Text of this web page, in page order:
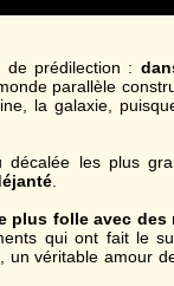
de prédilection :
parallèle
la galaxie,
les plus
.
plus folle avec
qui ont fait le
un véritable amour